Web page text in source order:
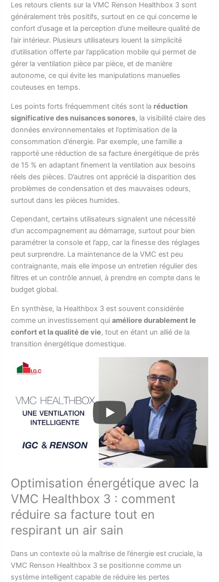
Les retours clients sur la VMC Renson Healthbox 3 sont
généralement très positifs, surtout en ce qui concerne le
confort d’usage et la perception d’une meilleure qualité de
l’air intérieur. Plusieurs utilisateurs louent la simplicité
d’utilisation offerte par l’application mobile qui permet de
gérer la ventilation pièce par pièce, et de manière
autonome, ce qui évite les manipulations manuelles
couteuses en temps.
Les points forts fréquemment cités sont la réduction
significative des nuisances sonores, la visibilité claire des
données environnementales et l’optimisation de la
consommation d’énergie. Par exemple, une famille a
rapporté une réduction de sa facture énergétique de près
de 15 % en adaptant finement la ventilation aux besoins
réels des pièces. D’autres ont apprécié la disparition des
problèmes de condensation et des mauvaises odeurs,
surtout dans les pièces humides.
Cependant, certains utilisateurs signalent une nécessité
d’un accompagnement au démarrage, surtout pour bien
paramétrer la console et l’app, car la finesse des réglages
peut surprendre. La maintenance de la VMC est peu
contraignante, mais elle impose un entretien régulier des
filtres et un contrôle annuel, à prendre en compte dans le
budget global.
En synthèse, la Healthbox 3 est souvent considérée
comme un investissement quiaméliore durablement le
confort et la qualité de vie, tout en étant un allié de la
transition énergétique domestique.
Optimisation énergétique avec la
VMC Healthbox 3 : comment
réduire sa facture tout en
respirant un air sain
Dans un contexte où la maîtrise de l’énergie est cruciale, la
VMC Renson Healthbox 3 se positionne comme un
système intelligent capable de réduire les pertes